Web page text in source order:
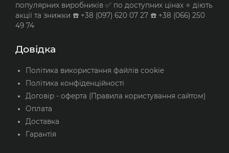
популярних виробників ✅ по доступних цінах ⭐ діють
акції та знижки ☎️ +38 (097) 620 07 27 ☎️ +38 (066) 250
49 74
Довідка
Політика використання файлів cookie
Політика конфіденційності
Договір - оферта (Правила користування сайтом)
Оплата
Доставка
Гарантія